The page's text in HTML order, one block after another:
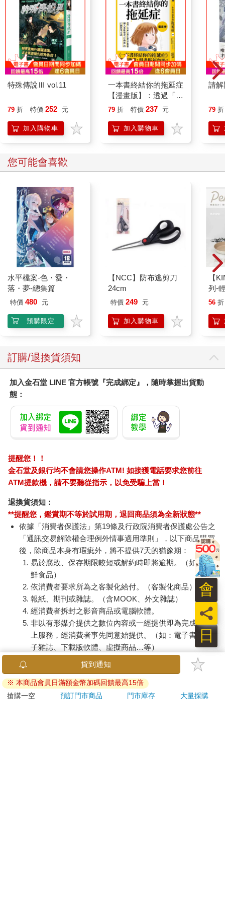
特殊傳說Ⅲ vol.11
79 折 特價 252 元
加入購物車
一本書終結你的拖延症
【漫畫版】：透過「小
行動」打開大腦的行動
「行動派」的37個科
學方法
79 折 特價 237 元
加入購物車
請解
79 折
您可能會喜歡
水平檔案-色・愛・
落・夢-總集篇
特價 480 元
預購限定
【NCC】防布逃剪刀
24cm
特價 249 元
加入購物車
【
列-
平
56 折
訂購/退換貨須知
加入金石堂 LINE 官方帳號『完成綁定』，隨時掌握出貨動
態：
提醒您！！
金石堂及銀行均不會請您操作ATM! 如接獲電話要求您前往
ATM提款機，請不要聽從指示，以免受騙上當！
退換貨須知：
**提醒您，鑑賞期不等於試用期，退回商品須為全新狀態**
依據「消費者保護法」第19條及行政院消費者保護處公告之
「通訊交易解除權合理例外情事適用準則」，以下商品購買
後，除商品本身有瑕疵外，將不提供7天的猶豫期：
易於腐敗、保存期限較短或解約時即將逾期。（如：生
鮮食品）
依消費者要求所為之客製化給付。（客製化商品）
報紙、期刊或雜誌。（含MOOK、外文雜誌）
經消費者拆封之影音商品或電腦軟體。
非以有形媒介提供之數位內容或一經提供即為完成之線
上服務，經消費者事先同意始提供。（如：電子書、電
子雜誌、下載版軟體、虛擬商品…等）
已拆封之個人衛生用品。（如：內衣褲、刮鬍刀、除毛
若非上列種類商品，均享有到貨7天的猶豫期（含例假
日）。
日
員
會